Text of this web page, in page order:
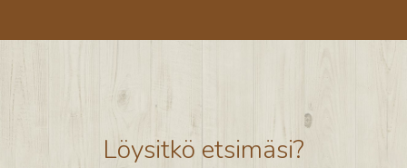
Löysitkö etsimäsi?